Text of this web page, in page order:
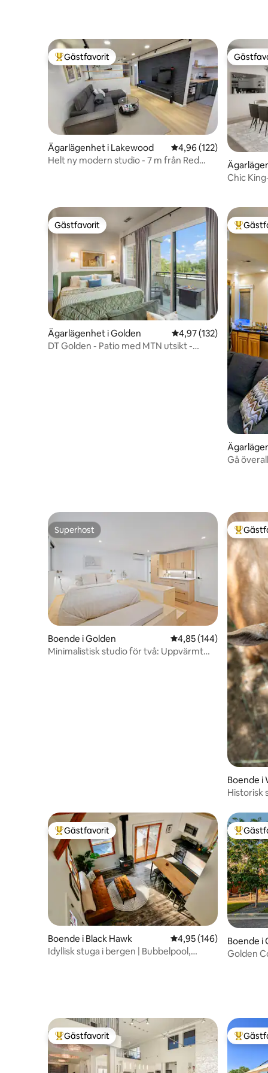
Populär gästfavorit
Gästfavorit
Ägarlägenhet i Lakewood 4,96 av 5 i
4,96 (122)
Helt ny modern studio - 7 m från Red
Chic
Gästfavorit
Gästfavorit
Ägarlägenhet i Golden 4,97 av 5 i
4,97 (132)
DT Golden - Patio med MTN utsikt -
Populär
Gå
Superhost
Superhost
Boende i Golden 4,85 av 5 i
4,85 (144)
Minimalistisk studio för två: Uppvärmt
Boende i
Historisk
Populär gästfavorit
Gästfavorit
Boende i Black Hawk 4,95 av 5 i
4,95 (146)
Idyllisk stuga i bergen | Bubbelpool,
Populär
Boende i
Golden
Populär gästfavorit
Gästfavorit Populär